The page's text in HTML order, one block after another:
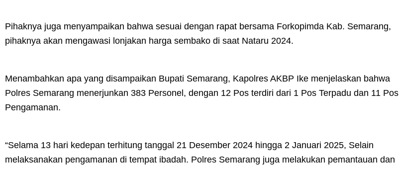
Pihaknya juga menyampaikan bahwa sesuai dengan rapat bersama Forkopimda Kab. Semarang,
pihaknya akan mengawasi lonjakan harga sembako di saat Nataru 2024.
Menambahkan apa yang disampaikan Bupati Semarang, Kapolres AKBP Ike menjelaskan bahwa
Polres Semarang menerjunkan 383 Personel, dengan 12 Pos terdiri dari 1 Pos Terpadu dan 11 Pos
Pengamanan.
“Selama 13 hari kedepan terhitung tanggal 21 Desember 2024 hingga 2 Januari 2025, Selain
melaksanakan pengamanan di tempat ibadah. Polres Semarang juga melakukan pemantauan dan